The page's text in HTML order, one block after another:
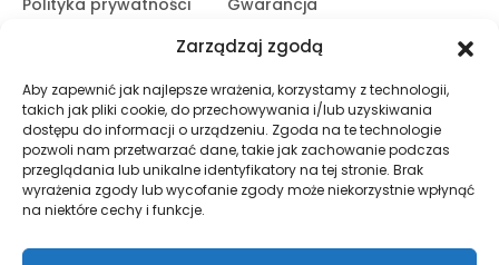
Zarządzaj zgodą
Aby zapewnić jak najlepsze wrażenia, korzystamy z technologii,
takich jak pliki cookie, do przechowywania i/lub uzyskiwania
dostępu do informacji o urządzeniu. Zgoda na te technologie
pozwoli nam przetwarzać dane, takie jak zachowanie podczas
przeglądania lub unikalne identyfikatory na tej stronie. Brak
wyrażenia zgody lub wycofanie zgody może niekorzystnie wpłynąć
na niektóre cechy i funkcje.
Polityka prywatności
Gwarancja
14 dni na zwrot
Program partnerski
Zasubskrybuj nasz Newsletter
Zapisz Się